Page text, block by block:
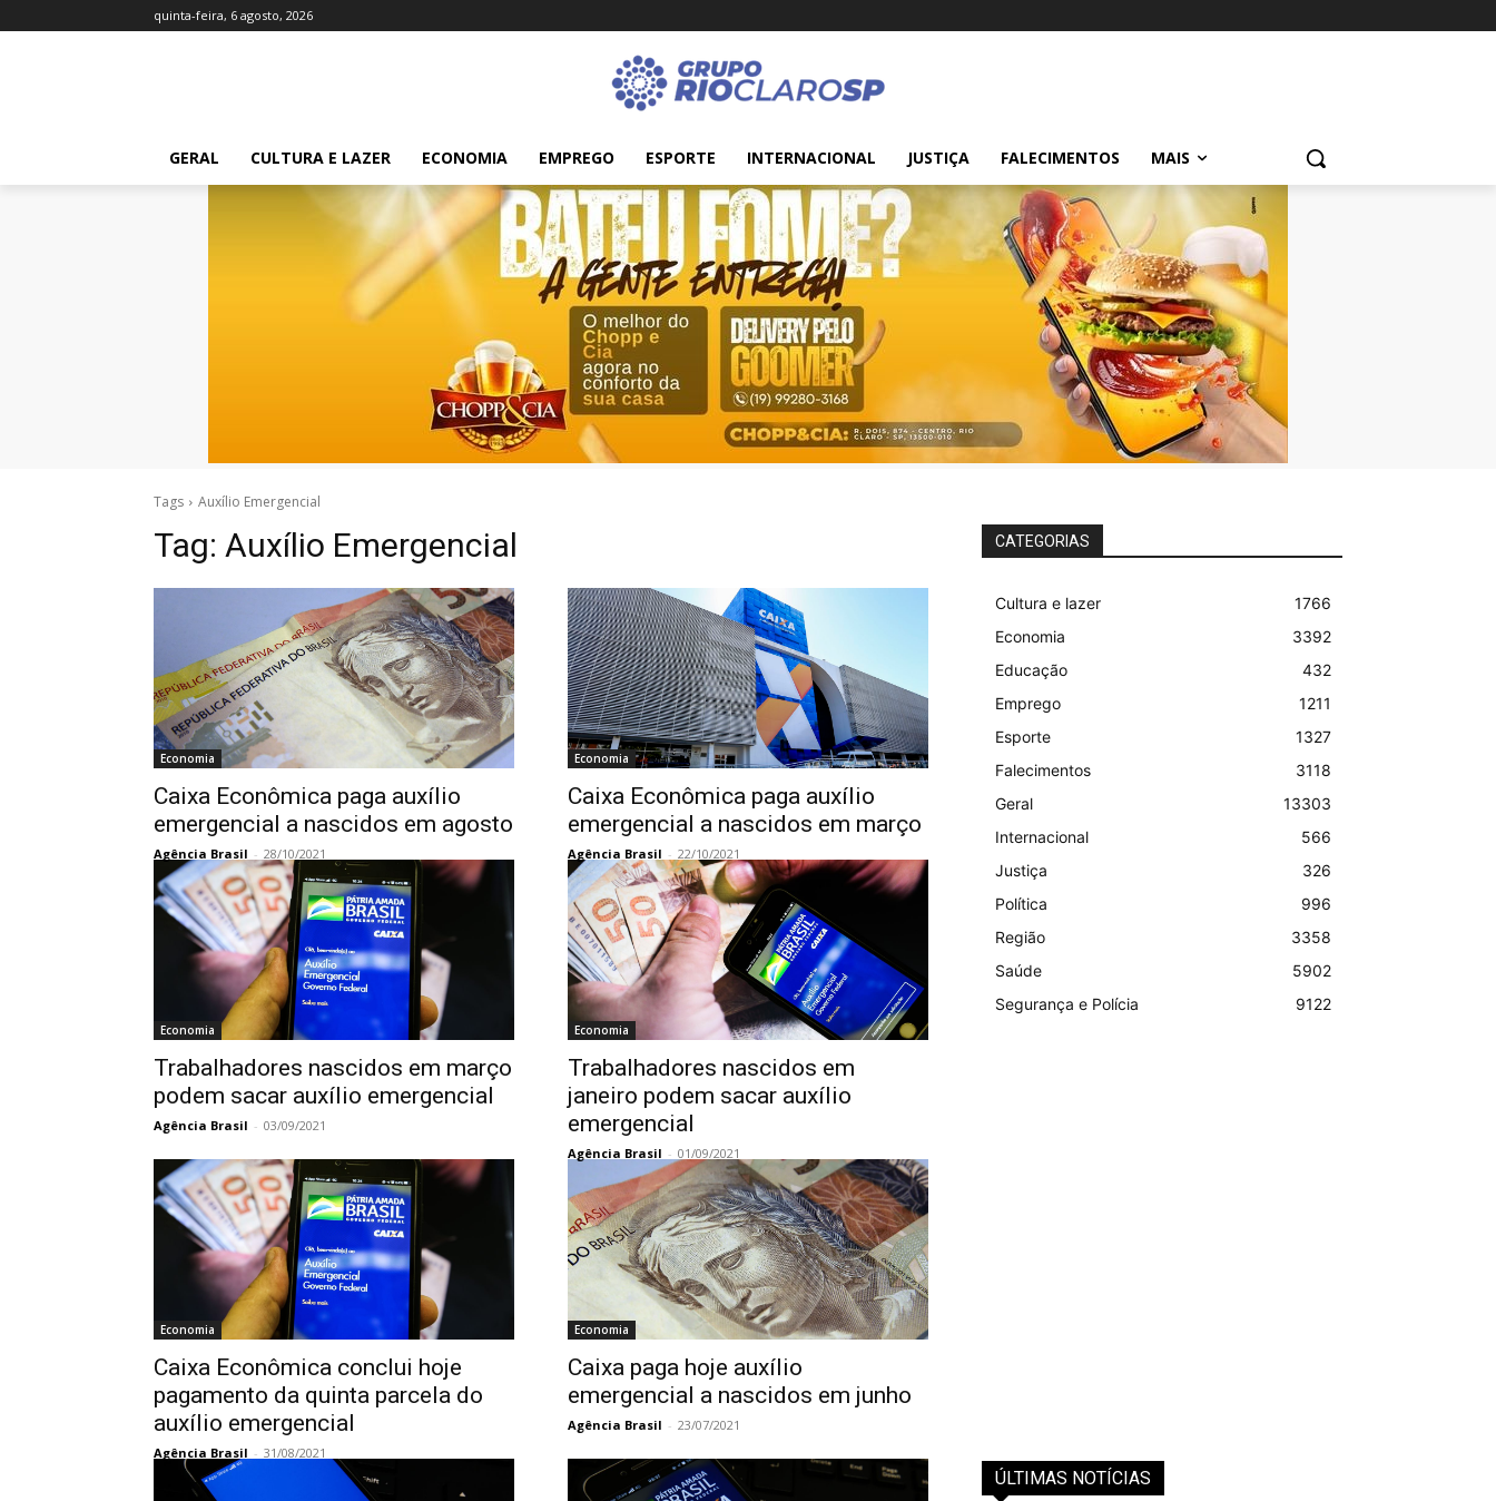
quinta-feira, 6 agosto, 2026
GERAL CULTURA E LAZER ECONOMIA EMPREGO ESPORTE INTERNACIONAL JUSTIÇA FALECIMENTOS MAIS
Tags Auxílio Emergencial
Tag: Auxílio Emergencial
Economia
Caixa Econômica paga auxílio
emergencial a nascidos em agosto
Agência Brasil - 28/10/2021
Economia
Caixa Econômica paga auxílio
emergencial a nascidos em março
Agência Brasil - 22/10/2021
Economia
Trabalhadores nascidos em março
podem sacar auxílio emergencial
Agência Brasil - 03/09/2021
Economia
Trabalhadores nascidos em
janeiro podem sacar auxílio
emergencial
Agência Brasil - 01/09/2021
Economia
Caixa Econômica conclui hoje
pagamento da quinta parcela do
auxílio emergencial
Agência Brasil - 31/08/2021
Economia
Caixa paga hoje auxílio
emergencial a nascidos em junho
Agência Brasil - 23/07/2021
CATEGORIAS
Cultura e lazer
1766
Economia
3392
Educação
432
Emprego
1211
Esporte
1327
Falecimentos
3118
Geral
13303
Internacional
566
Justiça
326
Política
996
Região
3358
Saúde
5902
Segurança e Polícia
9122
ÚLTIMAS NOTÍCIAS